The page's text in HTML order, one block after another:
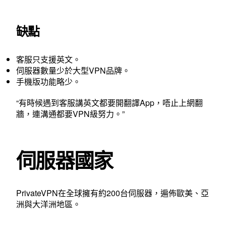
缺點
客服只支援英文。
伺服器數量少於大型VPN品牌。
手機版功能略少。
“有時候遇到客服講英文都要開翻譯App，唔止上網翻
牆，連溝通都要VPN級努力。”
伺服器國家
PrivateVPN在全球擁有約200台伺服器，遍佈歐美、亞
洲與大洋洲地區。